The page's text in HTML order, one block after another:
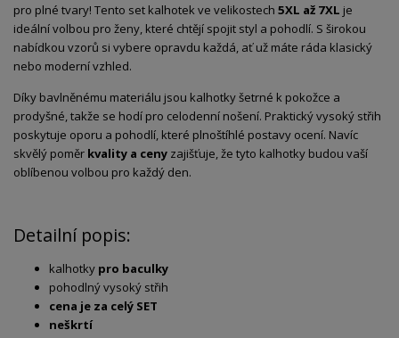
pro plné tvary! Tento set kalhotek ve velikostech 5XL až 7XL je
ideální volbou pro ženy, které chtějí spojit styl a pohodlí. S širokou
nabídkou vzorů si vybere opravdu každá, ať už máte ráda klasický
nebo moderní vzhled.
Díky bavlněnému materiálu jsou kalhotky šetrné k pokožce a
prodyšné, takže se hodí pro celodenní nošení. Praktický vysoký střih
poskytuje oporu a pohodlí, které plnoštíhlé postavy ocení. Navíc
skvělý poměr kvality a ceny zajišťuje, že tyto kalhotky budou vaší
oblíbenou volbou pro každý den.
Detailní popis:
kalhotky pro baculky
pohodlný vysoký střih
cena je za celý SET
neškrtí